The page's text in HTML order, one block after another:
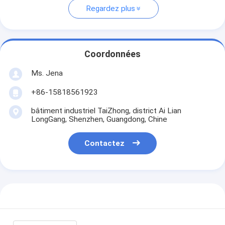
Regardez plus
Coordonnées
Ms. Jena
+86-15818561923
bâtiment industriel TaiZhong, district Ai Lian
LongGang, Shenzhen, Guangdong, Chine
Contactez